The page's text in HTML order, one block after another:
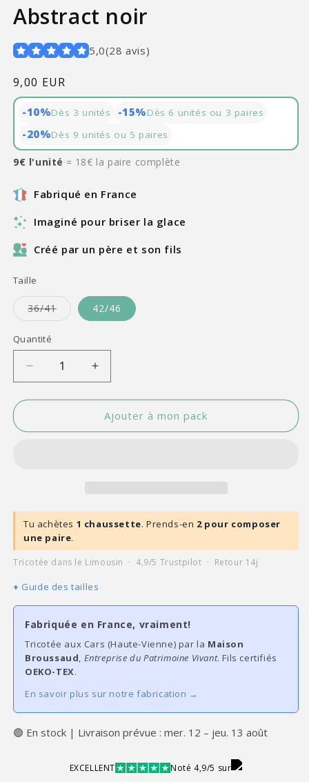
Abstract noir
5,0(28 avis)
Prix
habituel
9,00 EUR
-10%Dès 3 unités -15%Dès 6 unités ou 3 paires
-20%Dès 9 unités ou 5 paires
9€ l'unité·= 18€ la paire complète
Fabriqué en France
Imaginé pour briser la glace
Créé par un père et son fils
Taille
36/41Variante
épuisée
42/46
Quantité
Quantité
Réduire
la
quantité
Guillaume
Abstract
noir
Augmenter
la
quantité
de
Guillaume
Abstract
Ajouter à mon pack
Tu achètes 1 chaussette. Prends-en 2 pour composer
une paire.
Tricotée dans le Limousin · 4,9/5 Trustpilot · Retour 14j
Guide des tailles
Fabriquée en France, vraiment!
Tricotée aux Cars (Haute-Vienne) par la Maison
Broussaud Entreprise du Patrimoine Vivant. Fils certifiés
OEKO-TEX.
En savoir plus sur notre fabrication →
🟢 En stock | Livraison prévue : mer. 12 – jeu. 13 août
EXCELLENT Noté 4,9/5 sur